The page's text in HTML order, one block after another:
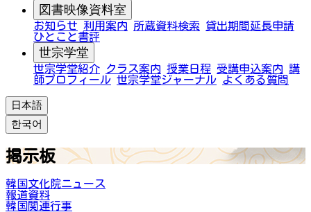
図書映像資料室
お知らせ 利用案内 所蔵資料検索
貸出期間延長申請
ひとこと書評
世宗学堂
世宗学堂紹介 クラス案内 授業日程 受講申込案内 講
師プロフィール 世宗学堂ジャーナル よくある質問
日本語
한국어
掲示板
韓国文化院ニュース
報道資料
韓国関連行事